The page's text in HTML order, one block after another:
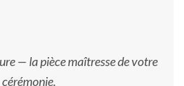
— la pièce maîtresse de votre
cérémonie.